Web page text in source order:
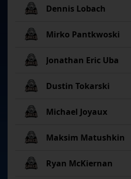
Dennis Lobach
Mirko Pantkwoski
Jonathan Eric Uba
Dustin Tokarski
Michael Joyaux
Maksim Matushkin
Ryan McKiernan